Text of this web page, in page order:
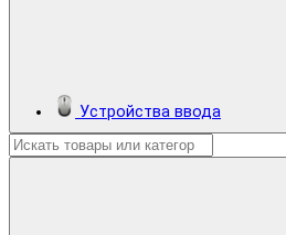
Устройства ввода